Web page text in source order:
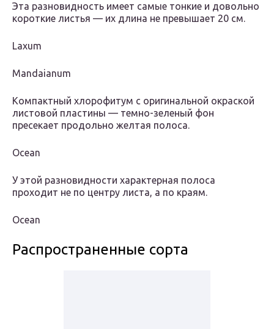
Эта разновидность имеет самые тонкие и довольно
короткие листья — их длина не превышает 20 см.
Laxum
Mandaianum
Компактный хлорофитум с оригинальной окраской
листовой пластины — темно-зеленый фон
пресекает продольно желтая полоса.
Ocean
У этой разновидности характерная полоса
проходит не по центру листа, а по краям.
Ocean
Распространенные сорта